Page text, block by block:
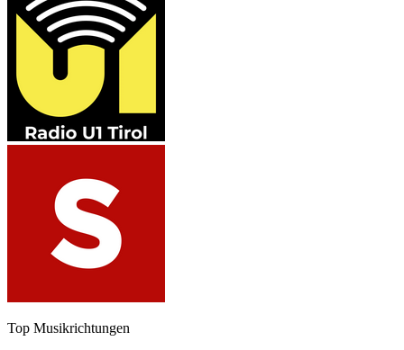
Top Musikrichtungen